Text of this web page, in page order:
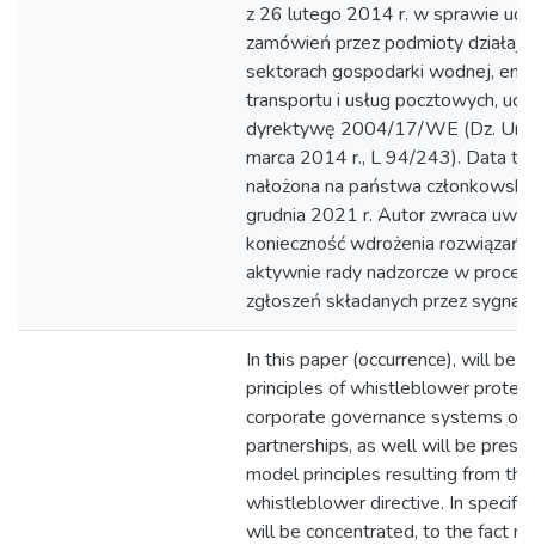
z 26 lutego 2014 r. w sprawie
zamówień przez podmioty
sektorach gospodarki wodnej,
transportu i usług pocztowych,
dyrektywę 2004/17/WE (Dz.
marca 2014 r., L 94/243). Data
nałożona na państwa
grudnia 2021 r. Autor zwraca
konieczność wdrożenia rozwiązań
aktywnie rady nadzorcze w
zgłoszeń składanych przez
In this paper (occurrence), will be
principles of whistleblower
corporate governance systems of
partnerships, as well will be
model principles resulting from
whistleblower directive. In
will be concentrated, to the fact